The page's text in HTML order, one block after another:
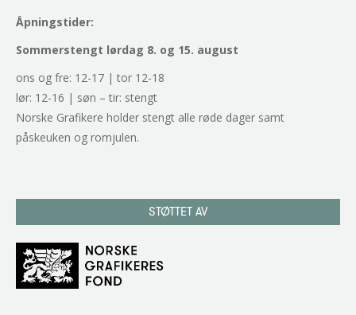
Åpningstider:
Sommerstengt lørdag 8. og 15. august
ons og fre: 12-17 | tor 12-18
lør: 12-16 | søn – tir: stengt
Norske Grafikere holder stengt alle røde dager samt
påskeuken og romjulen.
STØTTET AV